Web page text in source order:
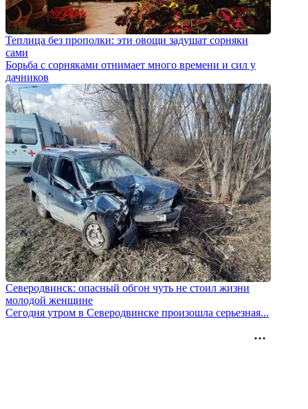
Теплица без прополки: эти овощи задушат сорняки
сами
Борьба с сорняками отнимает много времени и сил у
дачников
Северодвинск: опасный обгон чуть не стоил жизни
молодой женщине
Сегодня утром в Северодвинске произошла серьезная...